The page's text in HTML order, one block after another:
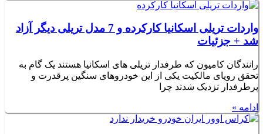
واردات تریلی اسکانیا کارکرده و 7 مدل تریلی دیگر آزاد
شد + جزئیات
رانندگان کامیون که طرفدار تریلی های اسکانیا هستند یک گام به
تحقق رویای مالکیت یکی از این خودروهای سنگین پرقدرت و
پرطرفدار نزدیک شدند چرا
ادامه »